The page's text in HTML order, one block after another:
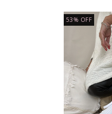
53% OFF